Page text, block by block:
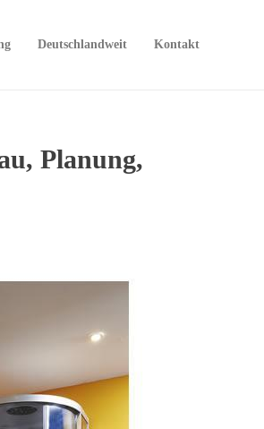
Deutschlandweit Kontakt
Planung,